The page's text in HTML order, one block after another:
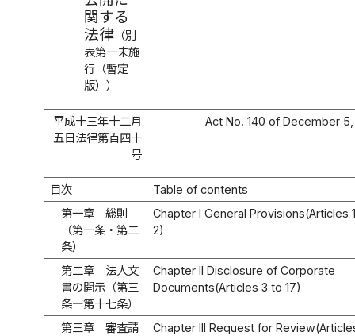
関する
法律 （別
表第一未施
行（暫定
版））
平成十三年十二月
五日法律第百四十
号
Act No. 140 of December 5,
目次
Table of contents
第一章 総則
（第一条・第二
条）
Chapter I General Provisions(Articles
2)
第二章 法人文
書の開示（第三
条―第十七条）
Chapter II Disclosure of Corporate
Documents(Articles 3 to 17)
第三章 審査請
Chapter III Request for